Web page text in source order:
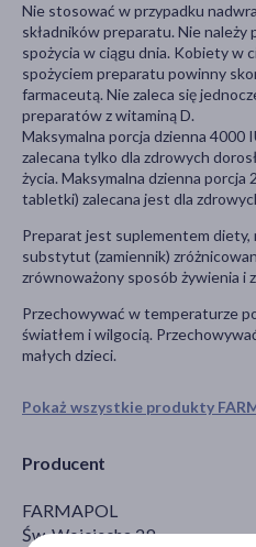
Pokaż wszystkie produkty
Producent
FARMAPOL
Św. Wojciecha 29
Nie stosować w przypadku
składników preparatu. Nie należy
spożycia w ciągu dnia. Kobiety w
spożyciem preparatu powinny
farmaceutą. Nie zaleca się
preparatów z witaminą D.
Maksymalna porcja dzienna 4000
zalecana tylko dla zdrowych
życia. Maksymalna dzienna
tabletki) zalecana jest dla
Preparat jest suplementem diety,
substytut (zamiennik)
zrównoważony sposób żywienia i
Przechowywać w temperaturze
światłem i wilgocią.
małych dzieci.